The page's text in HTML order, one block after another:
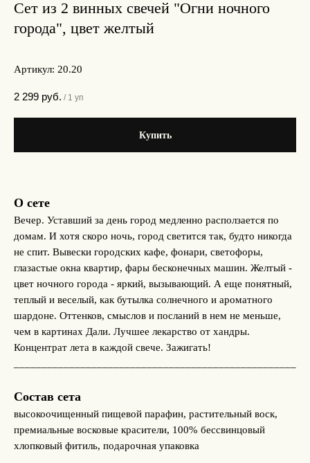
Сет из 2 винных свечей "Огни ночного
города", цвет желтый
Артикул: 20.20
2 299 руб. / 1 уп
Купить
О сете
Вечер. Уставший за день город медленно расползается по
домам. И хотя скоро ночь, город светится так, будто никогда
не спит. Вывески городских кафе, фонари, светофоры,
глазастые окна квартир, фары бесконечных машин. Желтый -
цвет ночного города - яркий, вызывающий. А еще понятный,
теплый и веселый, как бутылка солнечного и ароматного
шардоне. Оттенков, смыслов и посланий в нем не меньше,
чем в картинах Дали. Лучшее лекарство от хандры.
Концентрат лета в каждой свече. Зажигать!
Состав сета
высокоочищенный пищевой парафин, растительный воск,
премиальные восковые красители, 100% бессвинцовый
хлопковый фитиль, подарочная упаковка